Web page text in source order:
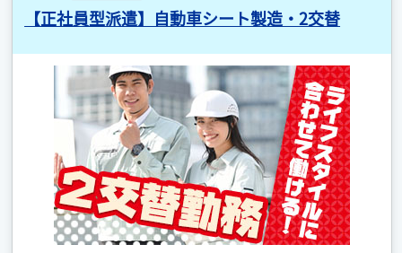
【正社員型派遣】自動車シート製造・2交替